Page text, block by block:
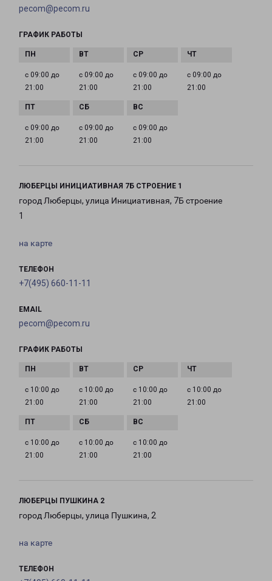
pecom@pecom.ru
ГРАФИК РАБОТЫ
с 09:00 до
21:00
с 09:00 до
21:00
с 09:00 до
21:00
с 09:00 до
21:00
с 09:00 до
21:00
с 09:00 до
21:00
с 09:00 до
21:00
ЛЮБЕРЦЫ ИНИЦИАТИВНАЯ 7Б СТРОЕНИЕ 1
город Люберцы, улица Инициативная, 7Б строение
1
на карте
ТЕЛЕФОН
+7(495) 660-11-11
EMAIL
pecom@pecom.ru
ГРАФИК РАБОТЫ
с 10:00 до
21:00
с 10:00 до
21:00
с 10:00 до
21:00
с 10:00 до
21:00
с 10:00 до
21:00
с 10:00 до
21:00
с 10:00 до
21:00
ЛЮБЕРЦЫ ПУШКИНА 2
город Люберцы, улица Пушкина, 2
на карте
ТЕЛЕФОН